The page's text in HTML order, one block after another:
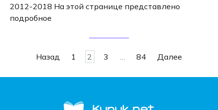
2012-2018 На этой странице представлено
подробное
Навигация
записям
Назад 1 2 3 84 Далее